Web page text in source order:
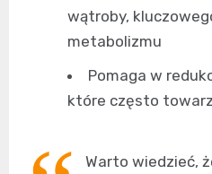
wątroby,
metabolizmu
Pomaga w
które często
Warto wiedzieć,